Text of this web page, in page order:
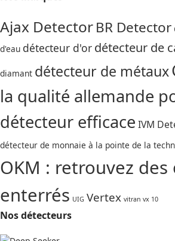
Ajax DetectorBR Detector
d'eau détecteur d'or détecteur de
diamant détecteur de métaux
la qualité allemande
détecteur efficace IVM
détecteur de monnaie à la pointe de la
OKM : retrouvez des
enterrés UIG Vertex vitran vx 10
Nos détecteurs